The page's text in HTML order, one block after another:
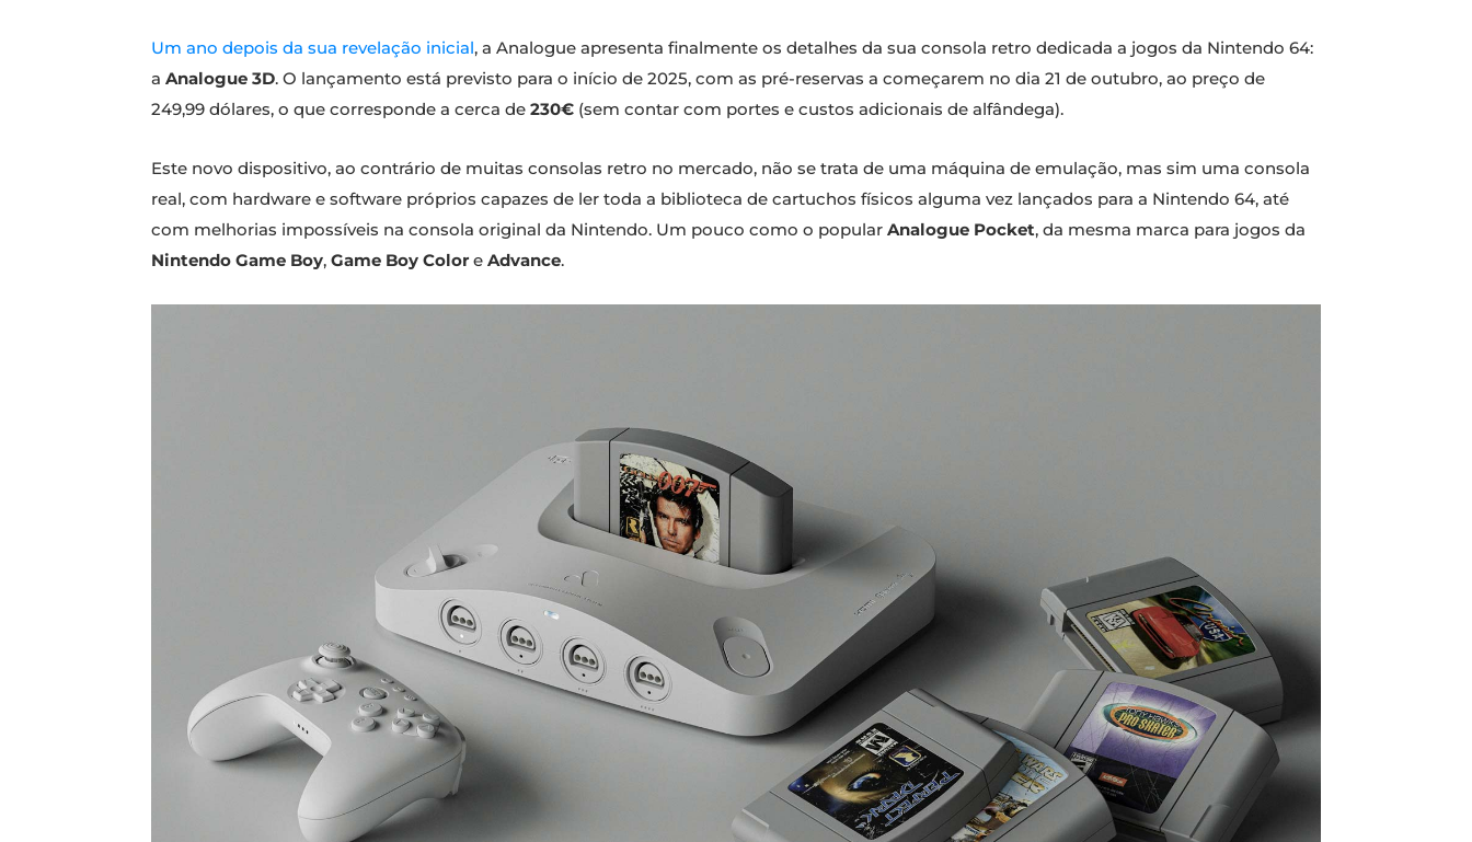
Um ano depois da sua revelação inicial, a Analogue apresenta finalmente os detalhes da sua consola retro dedicada a jogos da Nintendo 64:
a Analogue 3D. O lançamento está previsto para o início de 2025, com as pré-reservas a começarem no dia 21 de outubro, ao preço de
249,99 dólares, o que corresponde a cerca de 230€ (sem contar com portes e custos adicionais de alfândega).
Este novo dispositivo, ao contrário de muitas consolas retro no mercado, não se trata de uma máquina de emulação, mas sim uma consola
real, com hardware e software próprios capazes de ler toda a biblioteca de cartuchos físicos alguma vez lançados para a Nintendo 64, até
com melhorias impossíveis na consola original da Nintendo. Um pouco como o popular Analogue Pocket, da mesma marca para jogos da
Nintendo Game Boy, Game Boy Color e Advance.